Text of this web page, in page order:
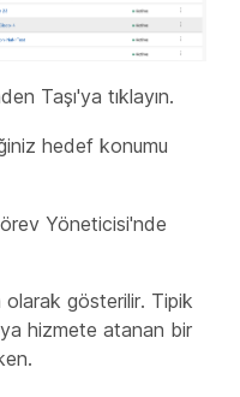
Taşı'ya tıklayın.
hedef konumu
Yöneticisi'nde
olarak gösterilir. Tipik
hizmete atanan bir